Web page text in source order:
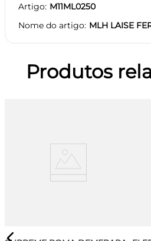
Artigo M11ML0250
Nome do artigo MLH LAISE
Produtos